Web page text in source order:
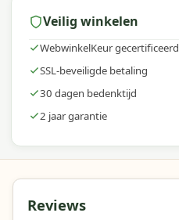
Veilig winkelen
WebwinkelKeur gecertificeerd
SSL-beveiligde betaling
30 dagen bedenktijd
2 jaar garantie
Reviews